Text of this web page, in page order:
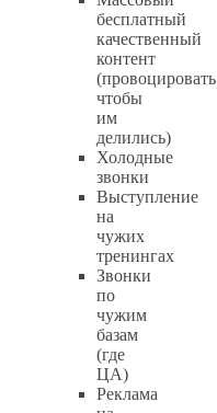
бесплатный
качественный
контент
(провоцировать
чтобы
им
делились)
Холодные
звонки
Выступление
на
чужих
тренингах
Звонки
по
чужим
базам
(где
ЦА)
Реклама